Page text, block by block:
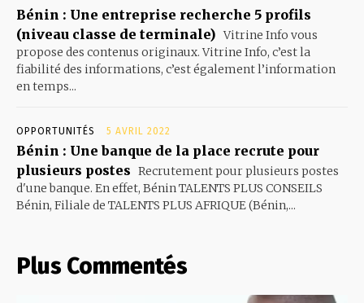
Bénin : Une entreprise recherche 5 profils
(niveau classe de terminale) Vitrine Info vous
propose des contenus originaux. Vitrine Info, c’est la
fiabilité des informations, c’est également l’information
en temps...
OPPORTUNITÉS 5 AVRIL 2022
Bénin : Une banque de la place recrute pour
plusieurs postes Recrutement pour plusieurs postes
d'une banque. En effet, Bénin TALENTS PLUS CONSEILS
Bénin, Filiale de TALENTS PLUS AFRIQUE (Bénin,...
Plus Commentés